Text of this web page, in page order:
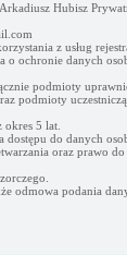
Hubisz
z usług
o ochronie danych
podmioty
podmioty
okres 5 lat.
dostępu do danych
oraz prawo do
odmowa podania